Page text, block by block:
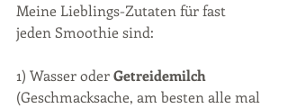
Meine Lieblings-Zutaten für fast
jeden Smoothie sind:
1) Wasser oder Getreidemilch
(Geschmacksache, am besten alle mal